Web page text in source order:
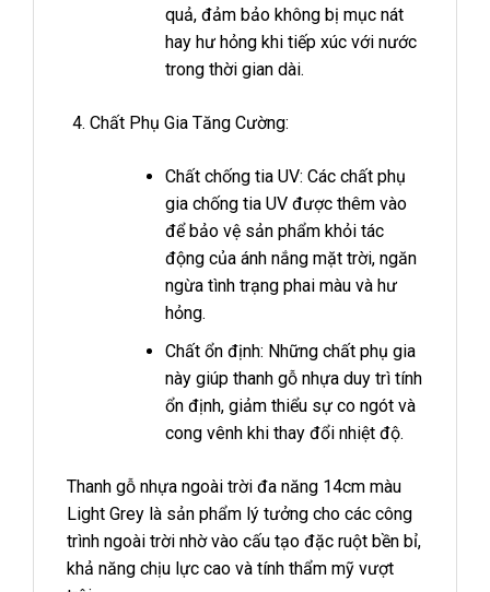
quả, đảm bảo không bị mục nát
hay hư hỏng khi tiếp xúc với nước
trong thời gian dài.
Chất Phụ Gia Tăng Cường:
Chất chống tia UV: Các chất phụ
gia chống tia UV được thêm vào
để bảo vệ sản phẩm khỏi tác
động của ánh nắng mặt trời, ngăn
ngừa tình trạng phai màu và hư
hỏng.
Chất ổn định: Những chất phụ gia
này giúp thanh gỗ nhựa duy trì tính
ổn định, giảm thiểu sự co ngót và
cong vênh khi thay đổi nhiệt độ.
Thanh gỗ nhựa ngoài trời đa năng 14cm màu
Light Grey là sản phẩm lý tưởng cho các công
trình ngoài trời nhờ vào cấu tạo đặc ruột bền bỉ,
khả năng chịu lực cao và tính thẩm mỹ vượt